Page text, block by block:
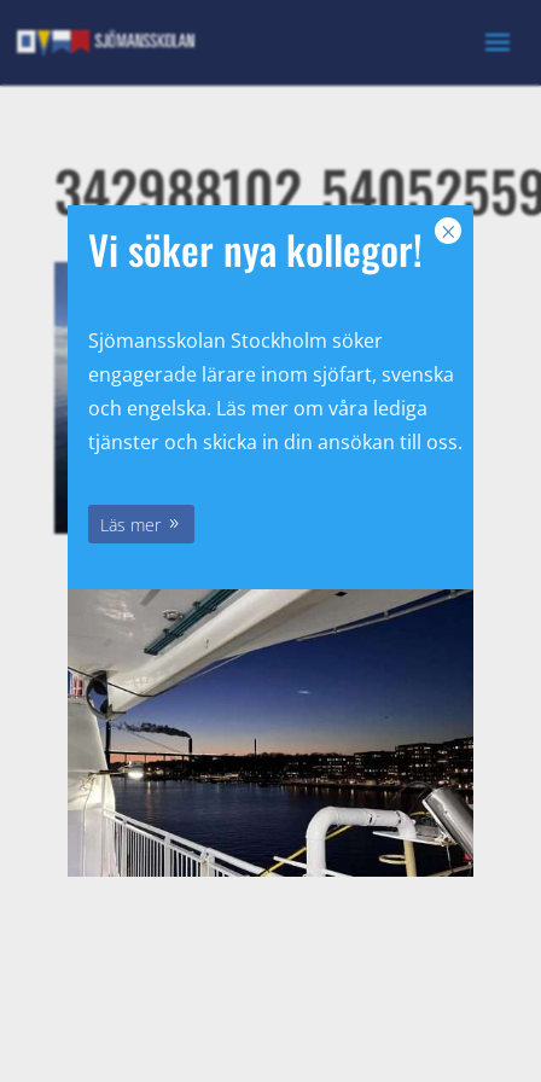
×
Vi söker nya kollegor!
Sjömansskolan Stockholm söker
engagerade lärare inom sjöfart, svenska
och engelska. Läs mer om våra lediga
tjänster och skicka in din ansökan till oss.
Läs mer